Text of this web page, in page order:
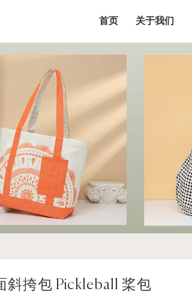
首页 关于我们
斜挎包 Pickleball 桨包